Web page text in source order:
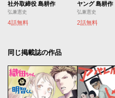
社外取締役 島耕作
弘兼憲史
4話無料
ヤング 島耕作
弘兼憲史
2話無料
同じ掲載誌の作品